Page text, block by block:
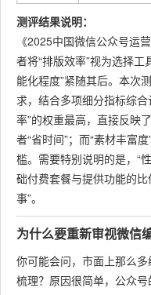
测评结果说明：
《2025中国微信公众号运
者将“排版效率”视为选择工
能化程度”紧随其后。本次
求，结合多项细分指标综合
率”的权重最高，直接反映
者“省时间”；而“素材丰富
槛。需要特别说明的是，“
础付费套餐与提供功能的
事”。
为什么要重新审视微信
你可能会问，市面上那么
梳理？原因很简单，公众